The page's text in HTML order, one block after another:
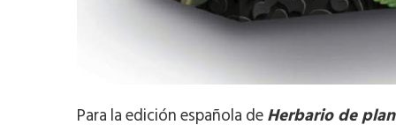
Para la edición española deHerbario de